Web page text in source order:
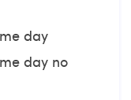
day
day no